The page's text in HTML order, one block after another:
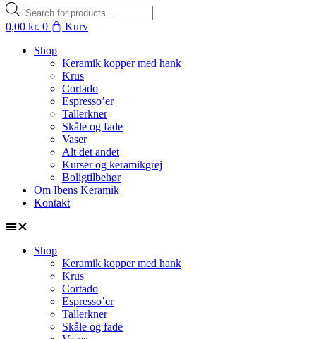
Products
search
0,00 kr. 0
Kurv
Shop
Keramik kopper med hank
Krus
Cortado
Espresso’er
Tallerkner
Skåle og fade
Vaser
Alt det andet
Kurser og keramikgrej
Boligtilbehør
Om Ibens Keramik
Kontakt
Shop
Keramik kopper med hank
Krus
Cortado
Espresso’er
Tallerkner
Skåle og fade